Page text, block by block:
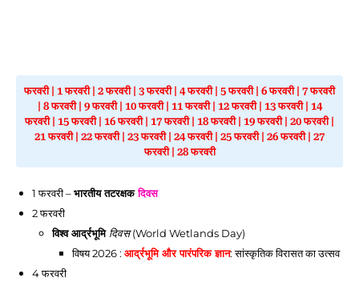
फरवरी| 1 फरवरी| 2 फरवरी| 3 फरवरी| 4 फरवरी| 5 फरवरी| 6 फरवरी| 7 फरवरी
8 फरवरी| 9 फरवरी| 10 फरवरी| 11 फरवरी| 12 फरवरी| 13 फरवरी| 14
फरवरी| 15 फरवरी| 16 फरवरी| 17 फरवरी| 18 फरवरी| 19 फरवरी| 20 फरवरी|
21 फरवरी| 22 फरवरी| 23 फरवरी| 24 फरवरी| 25 फरवरी| 26 फरवरी| 27
फरवरी| 28 फरवरी
1 फरवरी–भारतीय तटरक्षकदिवस
2 फरवरी
विश्व आर्द्रभूमि दिवस(World Wetlands Day)
विषय 2026 : आर्द्रभूमि और पारंपरिक ज्ञान: सांस्कृतिक विरासत का उत्सव
4 फरवरी